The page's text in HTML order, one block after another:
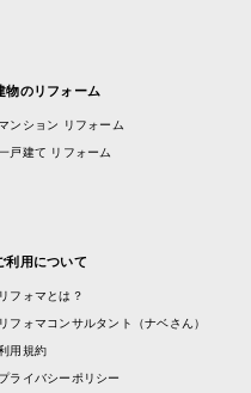
物のリフォーム
ンション リフォーム
戸建て リフォーム
利用について
リフォマとは？
リフォマコンサルタント（ナベさん）
用規約
プライバシーポリシー